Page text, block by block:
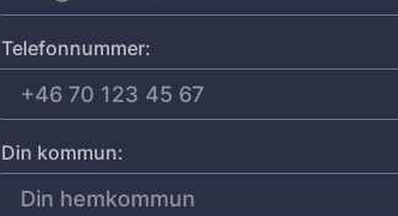
Telefonnummer:
Din kommun: